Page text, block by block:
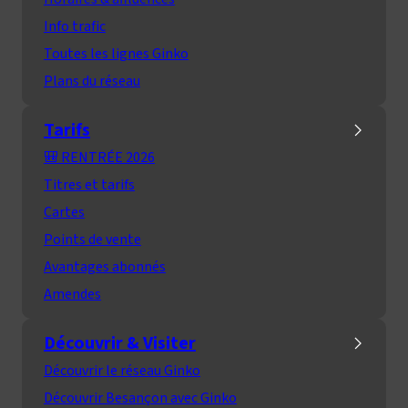
Info trafic
Toutes les lignes Ginko
Plans du réseau
Tarifs
🎒 RENTRÉE 2026
Titres et tarifs
Cartes
Points de vente
Avantages abonnés
Amendes
Découvrir & Visiter
Découvrir le réseau Ginko
Découvrir Besançon avec Ginko